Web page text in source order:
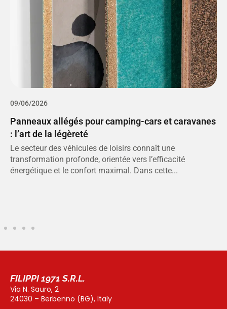
09/06/2026
Panneaux allégés pour camping-cars et caravanes
: l’art de la légèreté
Le secteur des véhicules de loisirs connaît une
transformation profonde, orientée vers l’efficacité
énergétique et le confort maximal. Dans cette...
FILIPPI 1971 S.R.L.
Via N. Sauro, 2
24030 – Berbenno (BG), Italy